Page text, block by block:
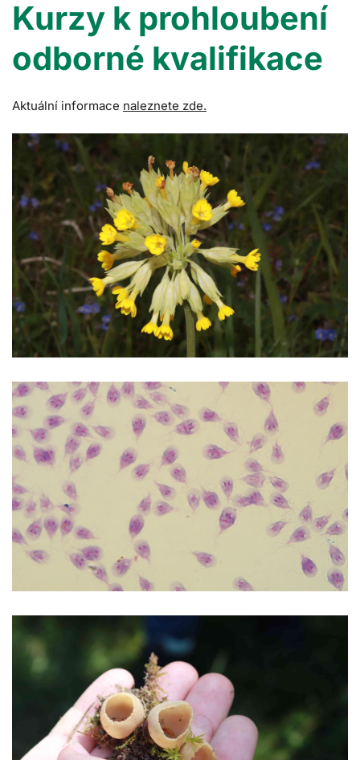
Kurzy k prohloubení
odborné kvalifikace
Aktuální informace naleznete zde.